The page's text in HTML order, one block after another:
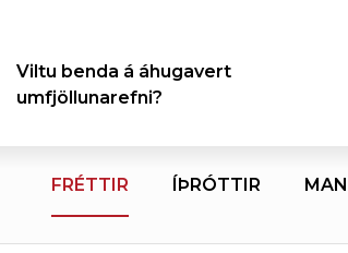
Viltu benda á áhugavert
umfjöllunarefni?
FRÉTTIR ÍÞRÓTTIR